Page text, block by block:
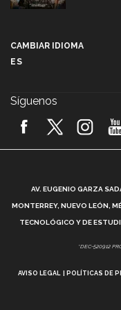
2026!
¿Cómo
Vida Tec:
CAMBIAR IDIOMA
ES
Síguenos
AV. EUGENIO GARZA
MONTERREY, NUEVO LEÓN,
TECNOLÓGICO Y DE
*DEC-520912
AVISO LEGAL POLÍTICAS DE